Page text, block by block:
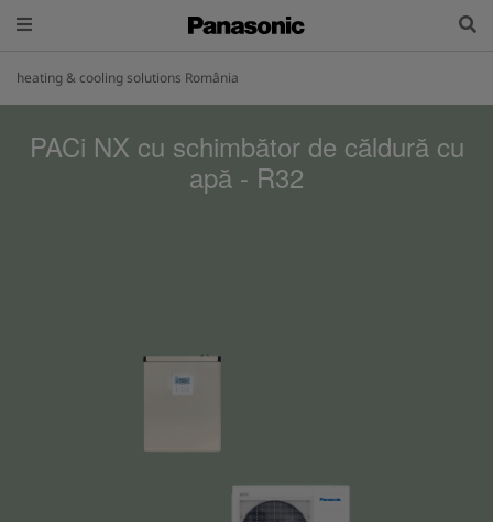
heating & cooling solutions România
PACi NX cu schimbător de căldură cu
apă - R32